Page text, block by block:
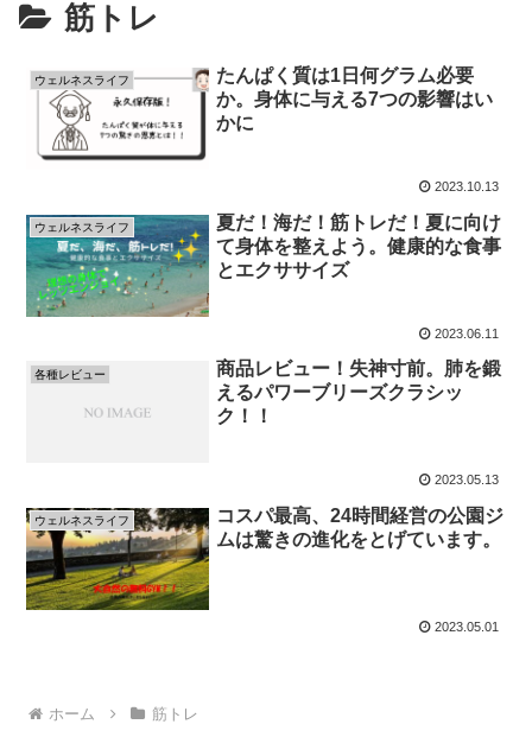
筋トレ
ウェルネスライフ
たんぱく質は1日何グラム必要
か。身体に与える7つの影響はい
かに
2023.10.13
ウェルネスライフ
夏だ！海だ！筋トレだ！夏に向け
て身体を整えよう。健康的な食事
とエクササイズ
2023.06.11
各種レビュー
商品レビュー！失神寸前。肺を鍛
えるパワーブリーズクラシッ
ク！！
2023.05.13
ウェルネスライフ
コスパ最高、24時間経営の公園ジ
ムは驚きの進化をとげています。
2023.05.01
ホーム 筋トレ